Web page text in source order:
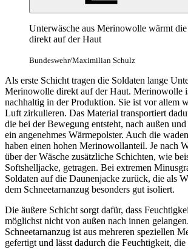
Unterwäsche aus Merinowolle wärmt die
direkt auf der Haut
Bundeswehr/Maximilian Schulz
Als erste Schicht tragen die Soldaten lange
Merinowolle direkt auf der Haut. Merinowolle
nachhaltig in der Produktion. Sie ist vor allem
Luft zirkulieren. Das Material transportiert
die bei der Bewegung entsteht, nach außen
ein angenehmes Wärmepolster. Auch die
haben einen hohen Merinowollanteil. Je nach
über der Wäsche zusätzliche Schichten, wie
Softshelljacke, getragen. Bei extremen
Soldaten auf die Daunenjacke zurück, die als
dem Schneetarnanzug besonders gut isoliert.
Die äußere Schicht sorgt dafür, dass
möglichst nicht von außen nach innen
Schneetarnanzug ist aus mehreren speziellen
gefertigt und lässt dadurch die Feuchtigkeit,